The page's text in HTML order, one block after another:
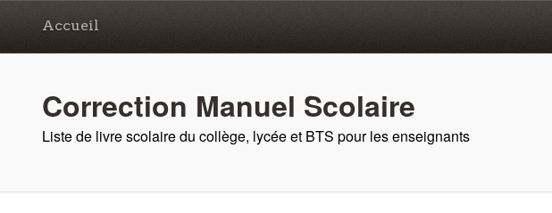
Accueil
Correction Manuel Scolaire
Liste de livre scolaire du collège, lycée et BTS pour les enseignants